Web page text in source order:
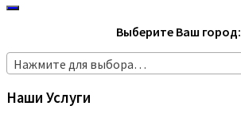
Выберите Ваш город:
Нажмите для выбора…
Наши Услуги